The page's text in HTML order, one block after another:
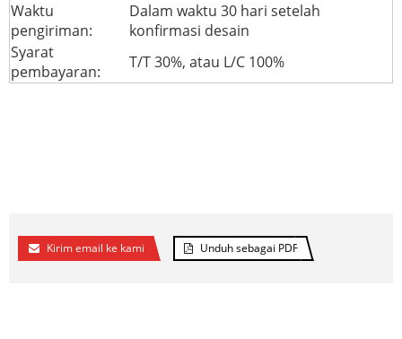
Waktu
pengiriman:
Dalam waktu 30 hari setelah
konfirmasi desain
Syarat
pembayaran:
T/T 30%, atau L/C 100%
Kirim email ke kami Unduh sebagai PDF